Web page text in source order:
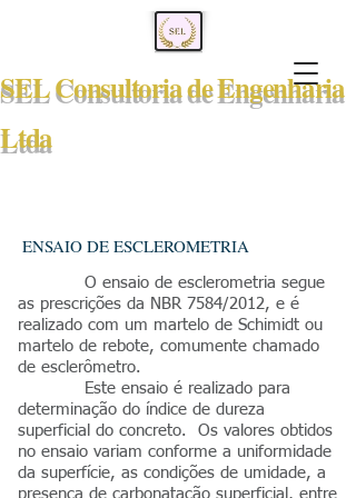
SEL Consultoria de Engenharia
Ltda
ENSAIO DE ESCLEROMETRIA
O ensaio de esclerometria segue
as prescrições da NBR 7584/2012, e é
realizado com um martelo de Schimidt ou
martelo de rebote, comumente chamado
de esclerômetro.
Este ensaio é realizado para
determinação do índice de dureza
superficial do concreto. Os valores obtidos
no ensaio variam conforme a uniformidade
da superfície, as condições de umidade, a
presença de carbonatação superficial, entre